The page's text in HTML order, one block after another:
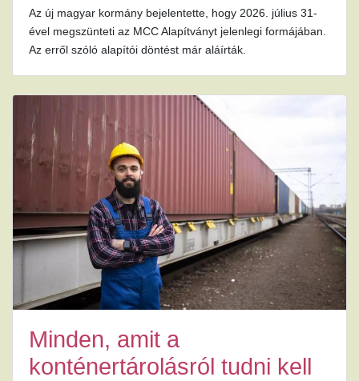
Az új magyar kormány bejelentette, hogy 2026. július 31-
ével megszünteti az MCC Alapítványt jelenlegi formájában.
Az erről szóló alapítói döntést már aláírták.
Minden, amit a
konténertárolásról tudni kell